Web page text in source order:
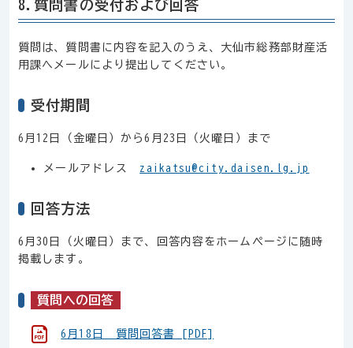
8.質問書の受付および回答
質問は、質問書に内容を記入のうえ、大仙市総務部財産活
用課へメールにより提出してください。
受付期間
6月12日（金曜日）から6月23日（火曜日）まで
メールアドレス zaikatsu@city.daisen.lg.jp
回答方法
6月30日（火曜日）まで、回答内容をホームページに随時
掲載します。
質問への回答
6月18日 質問回答書 [PDF]